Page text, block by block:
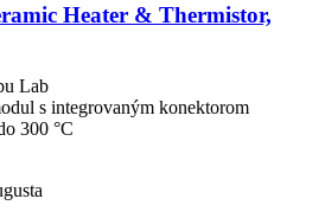
Heater & Thermistor,
Lab
s integrovaným konektorom
300 °C